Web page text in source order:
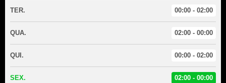
TER. 00:00 - 02:00
QUA. 02:00 - 00:00
QUI. 00:00 - 02:00
SEX. 02:00 - 00:00